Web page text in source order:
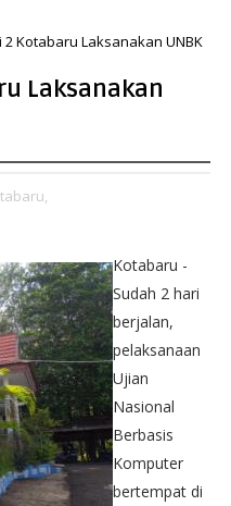
2 Kotabaru Laksanakan UNBK
Laksanakan
Kotabaru -
Sudah 2 hari
berjalan,
pelaksanaan
Ujian
Nasional
Berbasis
Komputer
bertempat di